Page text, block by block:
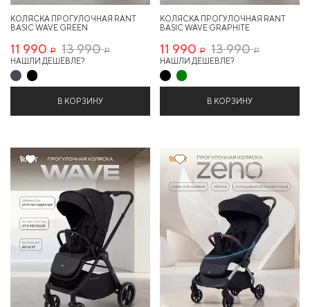
КОЛЯСКА ПРОГУЛОЧНАЯ RANT
BASIC WAVE GREEN
11 990 Р 13 990Р
НАШЛИ ДЕШЕВЛЕ?
В КОРЗИНУ
КОЛЯСКА ПРОГУЛОЧНАЯ RANT
BASIC WAVE GRAPHITE
11 990 Р 13 990Р
НАШЛИ ДЕШЕВЛЕ?
В КОРЗИНУ
14% 11%